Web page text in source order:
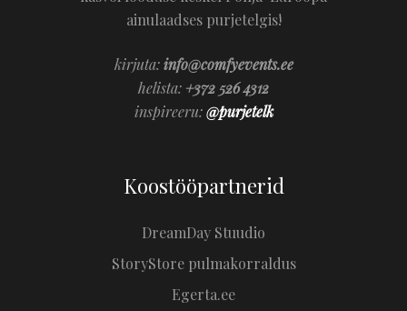
ainulaadses purjetelgis!
kirjuta:info@comfyevents.ee
helista: +372 526 4312
inspireeru:@purjetelk
Koostööpartnerid
DreamDay Stuudio
StoryStore pulmakorraldus
Egerta.ee